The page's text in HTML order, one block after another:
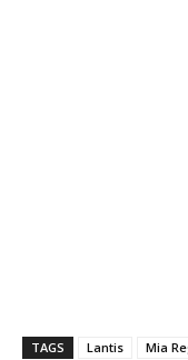
TAGS Lantis Mia